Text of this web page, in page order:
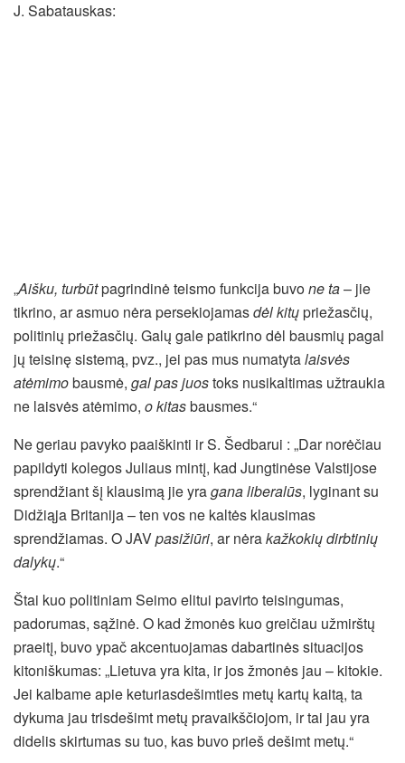
J. Sabatauskas:
„Aišku, turbūtpagrindinė teismo funkcija buvone ta– jie
tikrino, ar asmuo nėra persekiojamasdėl kitųpriežasčių,
politinių priežasčių. Galų gale patikrino dėl bausmių pagal
jų teisinę sistemą, pvz., jei pas mus numatytalaisvės
atėmimobausmė, gal pas juostoks nusikaltimas užtraukia
ne laisvės atėmimo, o kitasbausmes.“
Ne geriau pavyko paaiškinti ir S. Šedbarui : „Dar norėčiau
papildyti kolegos Juliaus mintį, kad Jungtinėse Valstijose
sprendžiant šį klausimą jie yragana liberalūs, lyginant su
Didžiąja Britanija – ten vos ne kaltės klausimas
sprendžiamas. O JAVpasižiūri, ar nėrakažkokiųdirbtinių
dalykų.“
Štai kuo politiniam Seimo elitui pavirto teisingumas,
padorumas, sąžinė. O kad žmonės kuo greičiau užmirštų
praeitį, buvo ypač akcentuojamas dabartinės situacijos
kitoniškumas: „Lietuva yra kita, ir jos žmonės jau – kitokie.
Jei kalbame apie keturiasdešimties metų kartų kaitą, ta
dykuma jau trisdešimt metų pravaikščiojom, ir tai jau yra
didelis skirtumas su tuo, kas buvo prieš dešimt metų.“